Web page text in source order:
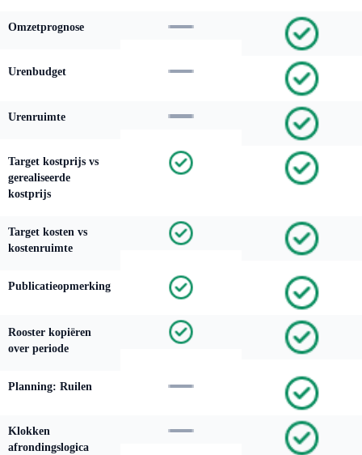
Omzetprognose
Urenbudget
Urenruimte
Target kostprijs vs
gerealiseerde
kostprijs
Target kosten vs
kostenruimte
Publicatieopmerking
Rooster kopiëren
over periode
Planning: Ruilen
Klokken
afrondingslogica